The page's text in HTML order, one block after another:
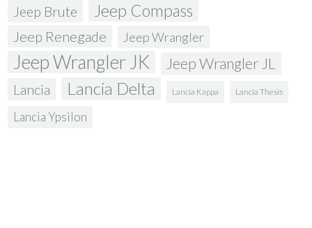
Jeep Brute Jeep Compass
Jeep Renegade Jeep Wrangler
Jeep Wrangler JK Jeep Wrangler JL
Lancia Lancia Delta Lancia Kappa Lancia Thesis
Lancia Ypsilon